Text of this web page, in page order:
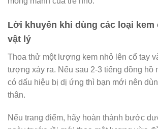
Lời khuyên khi dùng các loại kem
vật lý
Thoa thử một lượng kem nhỏ lên cổ tay
tượng xảy ra. Nếu sau 2-3 tiếng đồng hồ
có dấu hiệu bị dị ứng thì bạn mới nên
thân.
Nếu trang điểm, hãy hoàn thành bước